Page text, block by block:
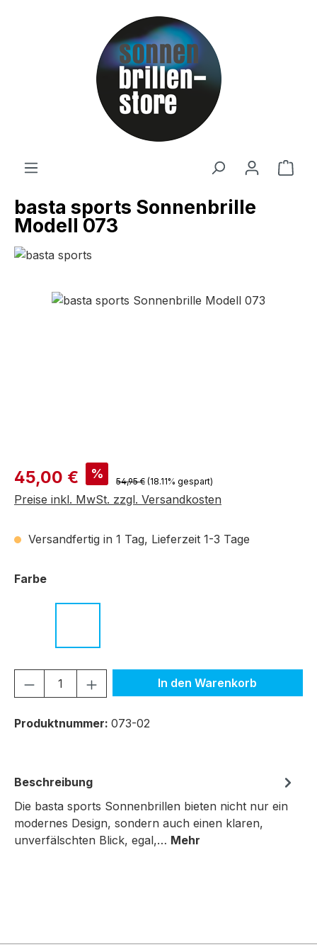
Zum Hauptinhalt springen
basta sports Sonnenbrille
Modell 073
Bildergalerie überspringen
Verkaufspreis:
45,00 € % Regulärer Preis:
54,95 € (18.11% gespart)
Preise inkl. MwSt. zzgl. Versandkosten
Versandfertig in 1 Tag, Lieferzeit 1-3 Tage
Farbeauswählen
Produkt Anzahl: Gib den gewünschten
In den Warenkorb
Produktnummer: 073-02
Beschreibung
Die basta sports Sonnenbrillen bieten nicht nur ein
modernes Design, sondern auch einen klaren,
unverfälschten Blick, egal,… Mehr